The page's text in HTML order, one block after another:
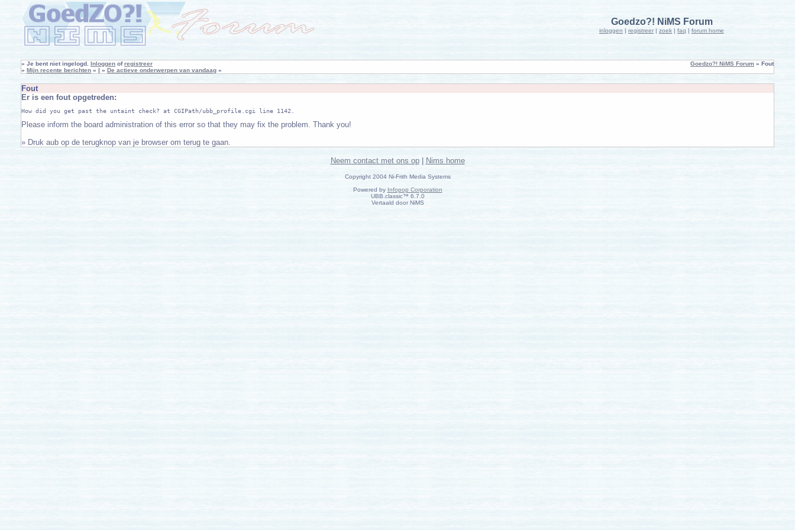
Goedzo?! NiMS Forum
inloggen | registreer | zoek | faq | forum home
» Je bent niet ingelogd. Inloggen ofregistreer
» Mijn recente berichten « | » De actieve onderwerpen van vandaag «
Goedzo?! NiMS Forum » Fout
Fout
Er is een fout opgetreden:
Please inform the board administration of this error so that they may fix the problem. Thank you!
» Druk aub op de terugknop van je browser om terug te gaan.
Neem contact met ons op| Nims home
Copyright 2004 Ni-Frith Media Systems
Powered by Infopop Corporation
UBB.classic™ 6.7.0
Vertaald door NiMS